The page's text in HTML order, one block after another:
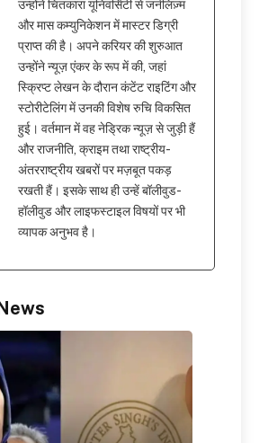
उन्होंने चितकारा यूनिवर्सिटी से जर्नलिज़्म
और मास कम्युनिकेशन में मास्टर डिग्री
प्राप्त की है। अपने करियर की शुरुआत
उन्होंने न्यूज़ एंकर के रूप में की, जहां
स्क्रिप्ट लेखन के दौरान कंटेंट राइटिंग और
स्टोरीटेलिंग में उनकी विशेष रुचि विकसित
हुई। वर्तमान में वह नेड्रिक न्यूज़ से जुड़ी हैं
और राजनीति, क्राइम तथा राष्ट्रीय-
अंतरराष्ट्रीय खबरों पर मज़बूत पकड़
रखती हैं। इसके साथ ही उन्हें बॉलीवुड-
हॉलीवुड और लाइफस्टाइल विषयों पर भी
व्यापक अनुभव है।